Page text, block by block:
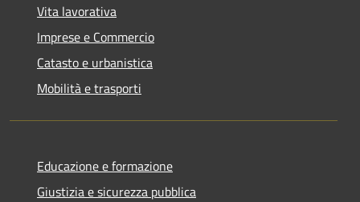
Vita lavorativa
Imprese e Commercio
Catasto e urbanistica
Mobilità e trasporti
Educazione e formazione
Giustizia e sicurezza pubblica